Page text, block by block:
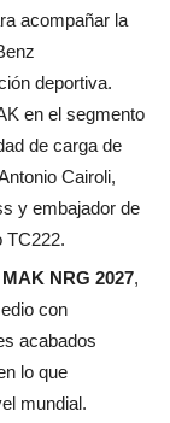
acompañar la
deportiva.
en el segmento
de carga de
Cairoli,
y embajador de
TC222.
MAK NRG 2027,
con
acabados
lo que
mundial.